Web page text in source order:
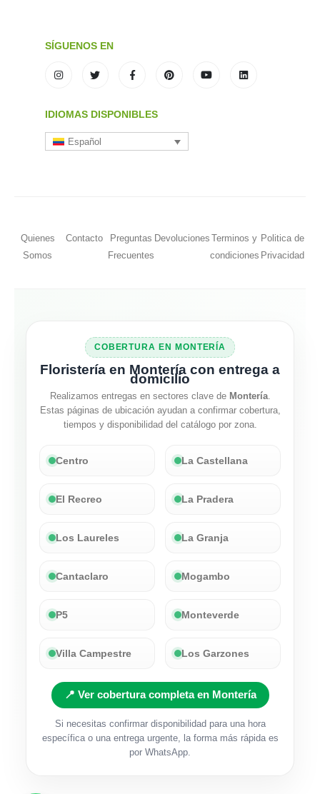
SÍGUENOS EN
IDIOMAS DISPONIBLES
Español
Quienes
Somos
Contacto
Preguntas
Frecuentes
Devoluciones Terminos y
condiciones
Politica de
Privacidad
COBERTURA EN MONTERÍA
Floristería en Montería con entrega a
domicilio
Realizamos entregas en sectores clave de Montería.
Estas páginas de ubicación ayudan a confirmar cobertura,
tiempos y disponibilidad del catálogo por zona.
Centro La Castellana
El Recreo La Pradera
Los Laureles La Granja
Cantaclaro Mogambo
P5 Monteverde
Villa Campestre Los Garzones
📍 Ver cobertura completa en Montería
Si necesitas confirmar disponibilidad para una hora
específica o una entrega urgente, la forma más rápida es
por WhatsApp.